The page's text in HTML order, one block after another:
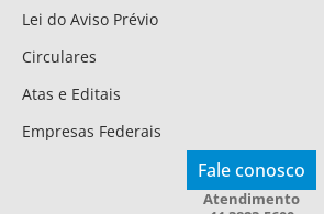
Lei do Aviso Prévio
Circulares
Atas e Editais
Empresas Federais
Fale conosco
Atendimento